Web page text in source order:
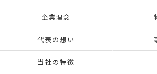
企業理念
代表の想い
当社の特徴